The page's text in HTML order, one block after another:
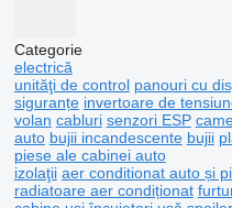
Categorie
electrică
unităţi de control panouri cu
siguranțe invertoare de
volan cabluri senzori ESP
auto bujii incandescente bujii
piese ale cabinei auto
izolaţii aer conditionat auto și
radiatoare aer condiționat